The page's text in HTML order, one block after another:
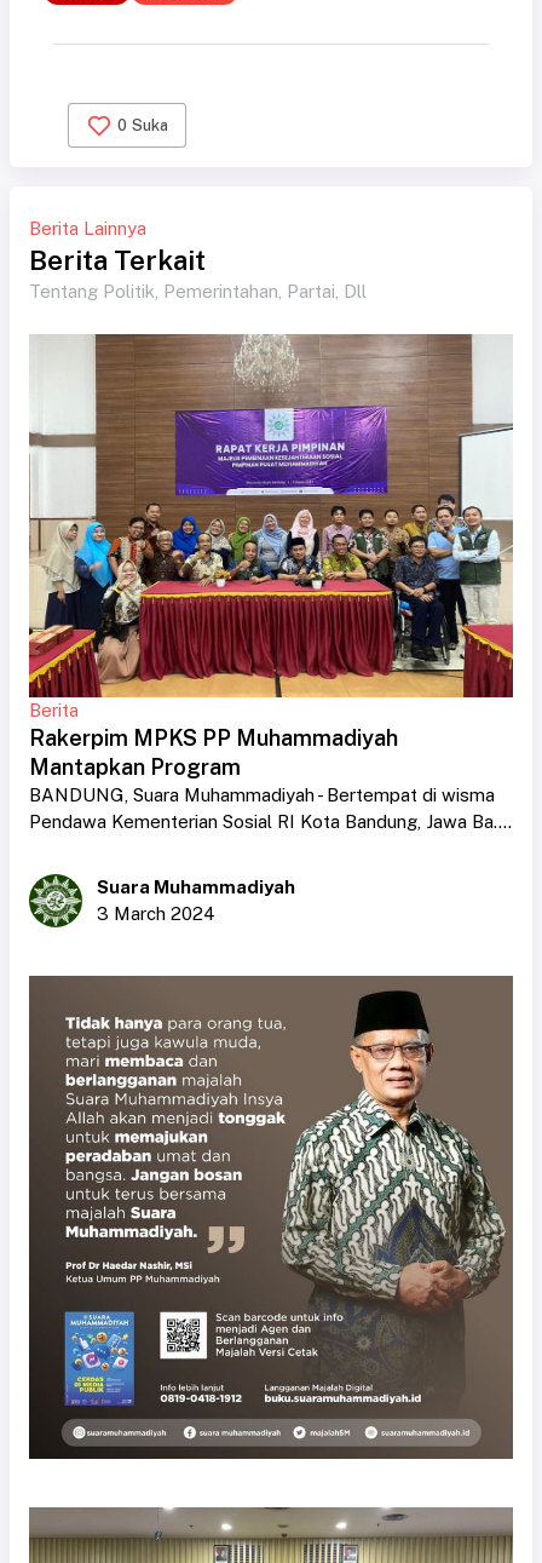
0 Suka
Berita Lainnya
Berita Terkait
Tentang Politik, Pemerintahan, Partai, Dll
Berita
Rakerpim MPKS PP Muhammadiyah
Mantapkan Program
BANDUNG, Suara Muhammadiyah - Bertempat di wisma
Pendawa Kementerian Sosial RI Kota Bandung, Jawa Ba....
Suara Muhammadiyah
3 March 2024